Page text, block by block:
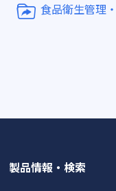
食品衛生管理
製品情報・検索